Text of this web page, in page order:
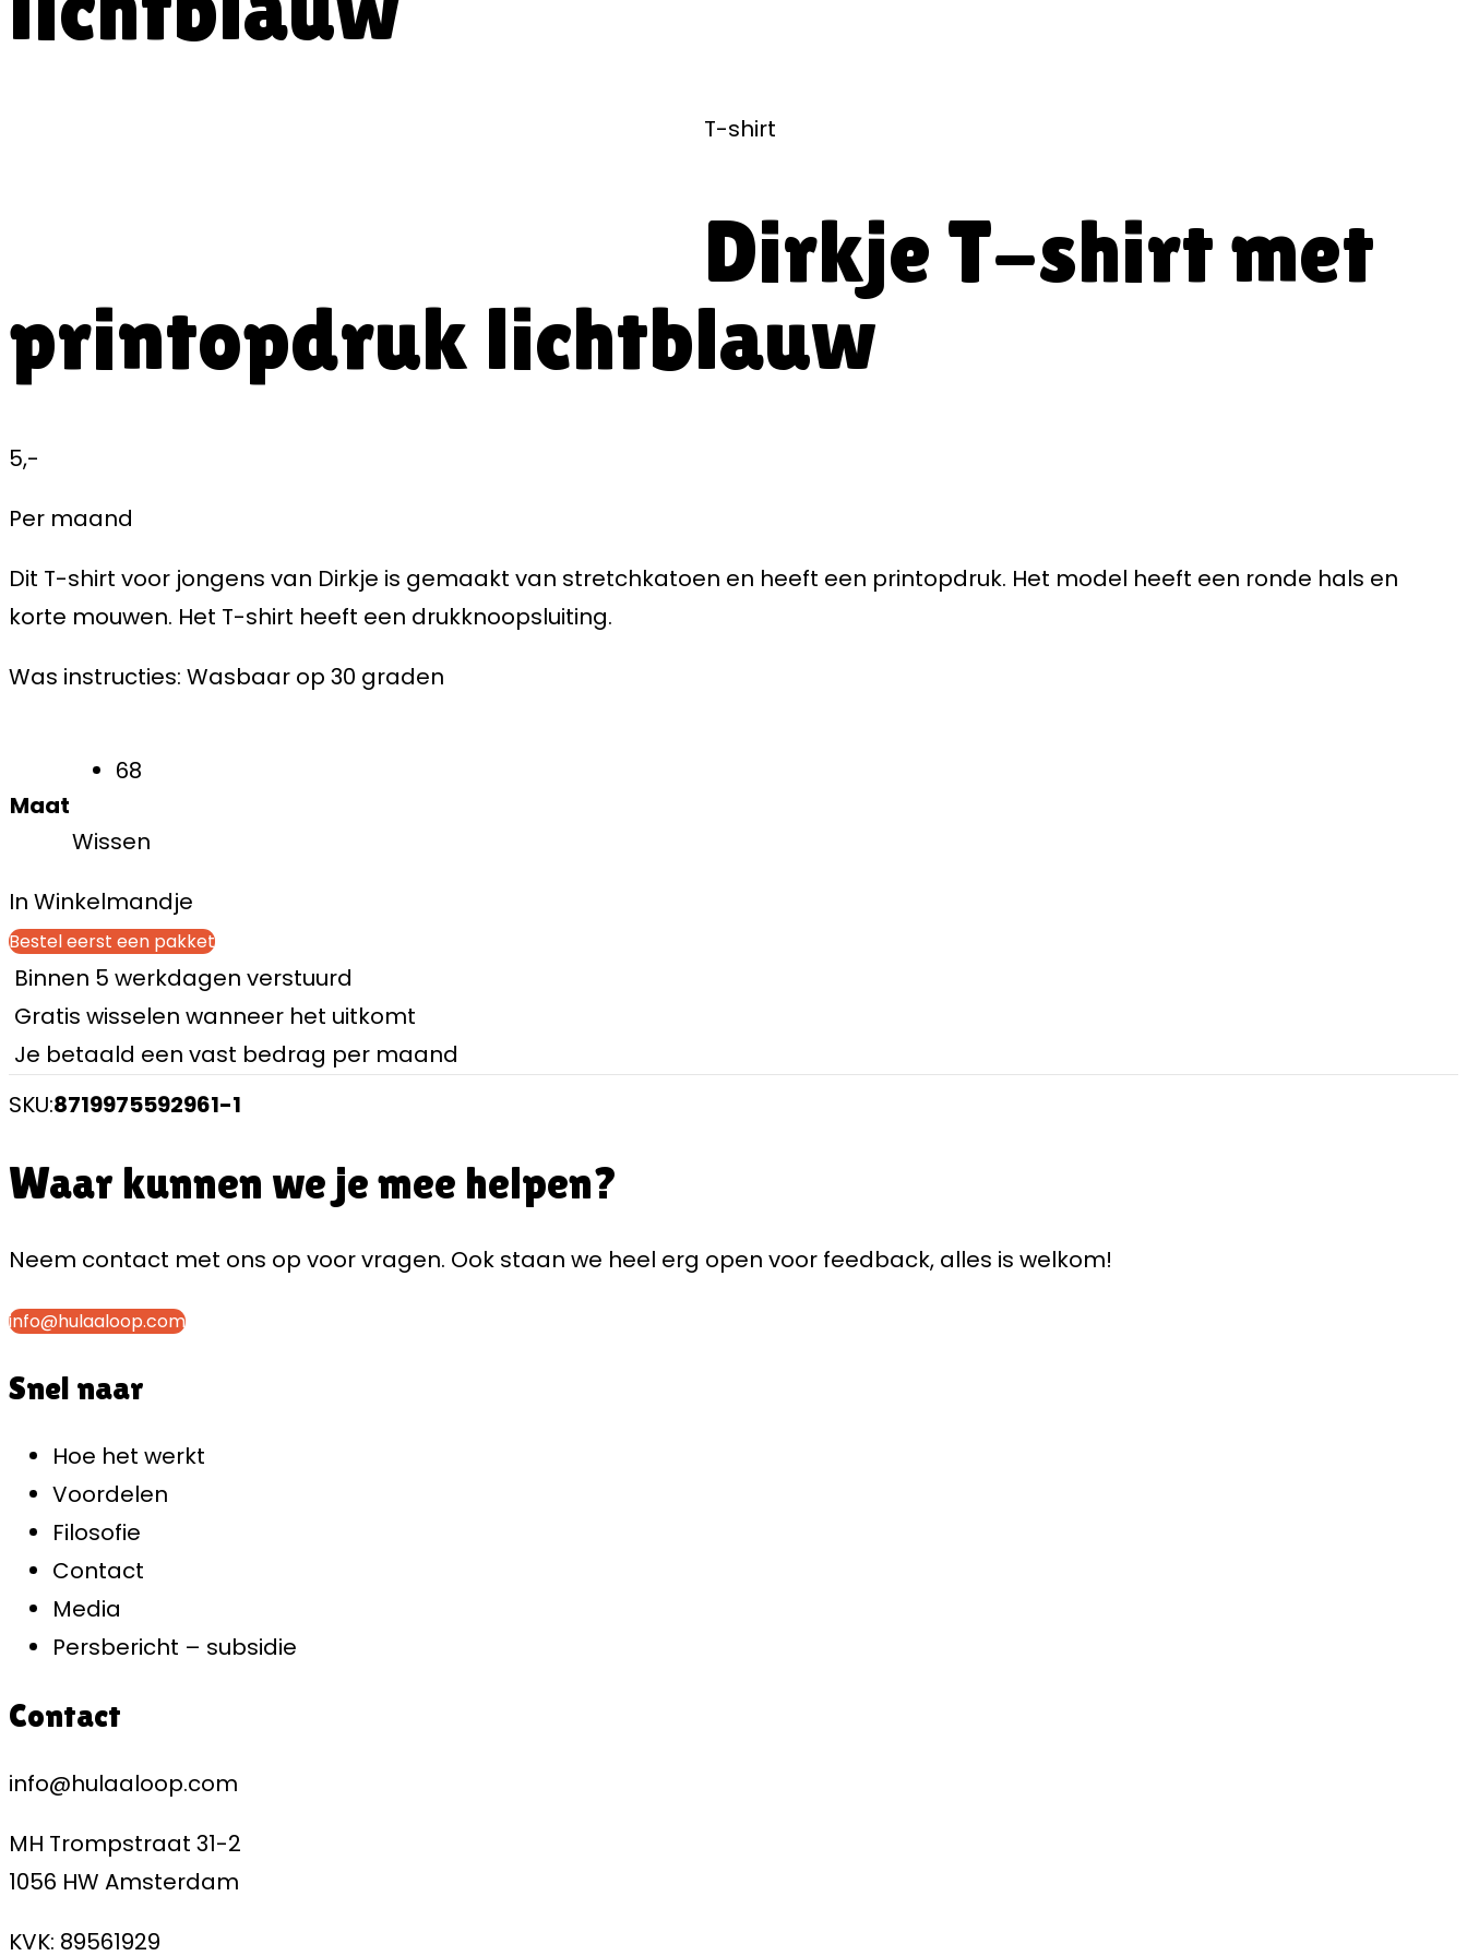
T-shirt
Dirkje T-shirt met
printopdruk lichtblauw
5,-
Per maand
Dit T-shirt voor jongens van Dirkje is gemaakt van stretchkatoen en heeft een printopdruk. Het model heeft een ronde hals en
korte mouwen. Het T-shirt heeft een drukknoopsluiting.
Was instructies: Wasbaar op 30 graden
Maat
68
Wissen
In Winkelmandje
Bestel eerst een pakket
Binnen 5 werkdagen verstuurd
Gratis wisselen wanneer het uitkomt
Je betaald een vast bedrag per maand
SKU:8719975592961-1
Waar kunnen we je mee helpen?
Neem contact met ons op voor vragen. Ook staan we heel erg open voor feedback, alles is welkom!
info@hulaaloop.com
Snel naar
Hoe het werkt
Voordelen
Filosofie
Contact
Media
Persbericht – subsidie
Contact
info@hulaaloop.com
MH Trompstraat 31-2
1056 HW Amsterdam
KVK: 89561929